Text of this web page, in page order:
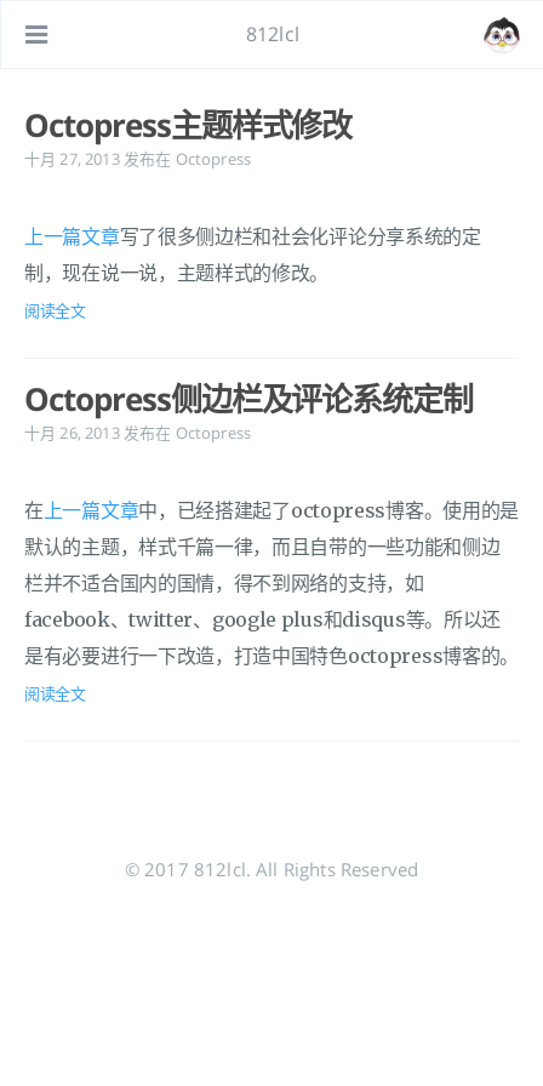
812lcl
Octopress主题样式修改
十月 27, 2013 发布在 Octopress
上一篇文章写了很多侧边栏和社会化评论分享系统的定
制，现在说一说，主题样式的修改。
阅读全文
Octopress侧边栏及评论系统定制
十月 26, 2013 发布在 Octopress
在上一篇文章中，已经搭建起了octopress博客。使用的是
默认的主题，样式千篇一律，而且自带的一些功能和侧边
栏并不适合国内的国情，得不到网络的支持，如
facebook、twitter、google plus和disqus等。所以还
是有必要进行一下改造，打造中国特色octopress博客的。
阅读全文
© 2017 812lcl. All Rights Reserved